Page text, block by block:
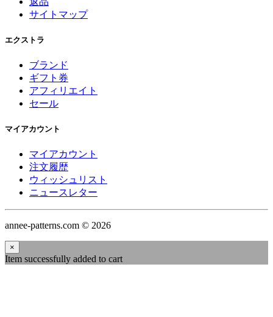
サイトマップ
エクストラ
ブランド
ギフト券
アフィリエイト
セール
マイアカウント
マイアカウント
注文履歴
ウィッシュリスト
ニュースレター
annee-patterns.com © 2026
×
Item successfully added to cart